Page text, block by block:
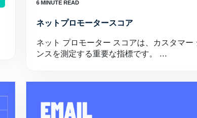
ネットプロモータースコア
ネット プロモーター スコアは、カスタマ
ンスを測定する重要な指標です。 …